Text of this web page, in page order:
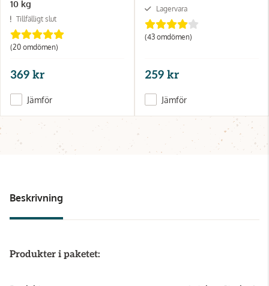
10 kg
Tillfälligt slut
(20 omdömen)
369 kr
Jämför
Lagervara
(43 omdömen)
259 kr
Jämför
Beskrivning
Produkter i paketet: